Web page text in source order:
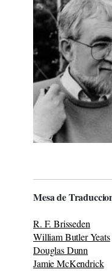
Mesa de
R. F. Brisseden
William Butler Yeats
Douglas Dunn
Jamie McKendrick